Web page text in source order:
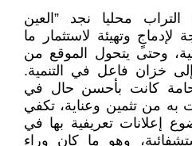
محليا نجد ”العين
لإدماجٍ وتهيئة لاستثمار ما
وحتى يتحول الموقع من
خزان فاعل في التنمية.
كانت بأحسن حال في
من تثمين وعناية، تكفي
إعلانات تعريفية بها في
وهو ما كان وراء